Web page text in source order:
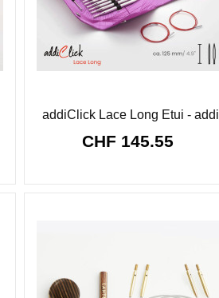
addiClick Lace Long Etui - addi
CHF 145.55